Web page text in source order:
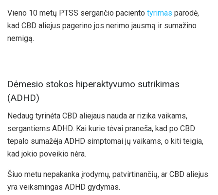
Vieno 10 metų PTSS sergančio paciento tyrimas parodė,
kad CBD aliejus pagerino jos nerimo jausmą ir sumažino
nemigą.
Dėmesio stokos hiperaktyvumo sutrikimas
(ADHD)
Nedaug tyrinėta CBD aliejaus nauda ar rizika vaikams,
sergantiems ADHD. Kai kurie tėvai praneša, kad po CBD
tepalo sumažėja ADHD simptomai jų vaikams, o kiti teigia,
kad jokio poveikio nėra.
Šiuo metu nepakanka įrodymų, patvirtinančių, ar CBD aliejus
yra veiksmingas ADHD gydymas.